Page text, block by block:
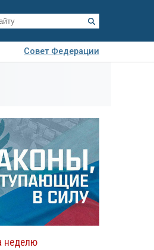
Совет Федерации
неделю